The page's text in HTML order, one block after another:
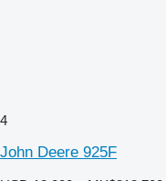
4
John Deere 925F